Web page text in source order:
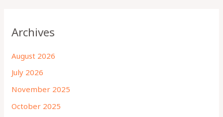
Archives
August 2026
July 2026
November 2025
October 2025